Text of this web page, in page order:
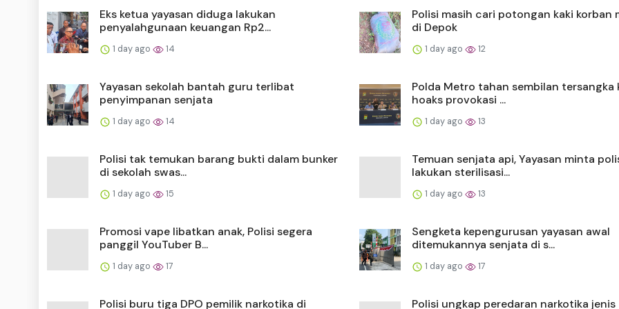
Eks ketua yayasan diduga lakukan
penyalahgunaan keuangan Rp2...
1 day ago 14
Polisi masih cari potongan kaki korban
di Depok
1 day ago 12
Yayasan sekolah bantah guru terlibat
penyimpanan senjata
1 day ago 14
Polda Metro tahan sembilan tersangka
hoaks provokasi ...
1 day ago 13
Polisi tak temukan barang bukti dalam bunker
di sekolah swas...
1 day ago 15
Temuan senjata api, Yayasan minta
lakukan sterilisasi...
1 day ago 13
Promosi vape libatkan anak, Polisi segera
panggil YouTuber B...
1 day ago 17
Sengketa kepengurusan yayasan awal
ditemukannya senjata di s...
1 day ago 17
Polisi buru tiga DPO pemilik narkotika di Polisi ungkap peredaran narkotika jenis